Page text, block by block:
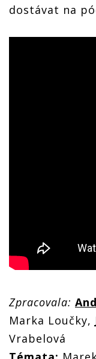
dostávat na
Zpracovala:
Marka Loučky,
Vrabelová